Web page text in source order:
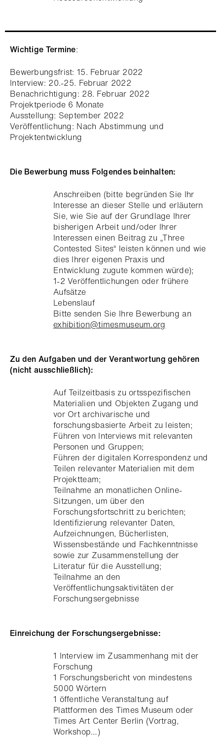
Wichtige Termine:
Bewerbungsfrist: 15. Februar 2022
Interview: 20.-25. Februar 2022
Benachrichtigung: 28. Februar 2022
Projektperiode 6 Monate
Ausstellung: September 2022
Veröffentlichung: Nach Abstimmung und
Projektentwicklung
Die Bewerbung muss Folgendes beinhalten:
Anschreiben (bitte begründen Sie Ihr
Interesse an dieser Stelle und erläutern
Sie, wie Sie auf der Grundlage Ihrer
bisherigen Arbeit und/oder Ihrer
Interessen einen Beitrag zu „Three
Contested Sites“ leisten können und wie
dies Ihrer eigenen Praxis und
Entwicklung zugute kommen würde);
1-2 Veröffentlichungen oder frühere
Aufsätze
Lebenslauf
Bitte senden Sie Ihre Bewerbung an
exhibition@timesmuseum.org
Zu den Aufgaben und der Verantwortung gehören
(nicht ausschließlich):
Auf Teilzeitbasis zu ortsspezifischen
Materialien und Objekten Zugang und
vor Ort archivarische und
forschungsbasierte Arbeit zu leisten;
Führen von Interviews mit relevanten
Personen und Gruppen;
Führen der digitalen Korrespondenz und
Teilen relevanter Materialien mit dem
Projektteam;
Teilnahme an monatlichen Online-
Sitzungen, um über den
Forschungsfortschritt zu berichten;
Identifizierung relevanter Daten,
Aufzeichnungen, Bücherlisten,
Wissensbestände und Fachkenntnisse
sowie zur Zusammenstellung der
Literatur für die Ausstellung;
Teilnahme an den
Veröffentlichungsaktivitäten der
Forschungsergebnisse
Einreichung der Forschungsergebnisse:
1 Interview im Zusammenhang mit der
Forschung
1 Forschungsbericht von mindestens
5000 Wörtern
1 öffentliche Veranstaltung auf
Plattformen des Times Museum oder
Times Art Center Berlin (Vortrag,
Workshop…)